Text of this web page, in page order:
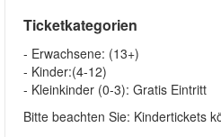
Ticketkategorien
- Erwachsene: (13+)
- Kinder:(4-12)
- Kleinkinder (0-3): Gratis Eintritt
Bitte beachten Sie: Kindertickets